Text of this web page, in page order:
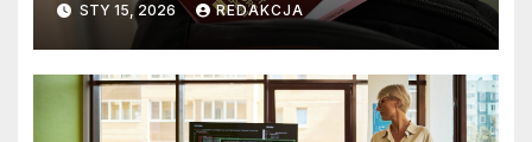
STY 15, 2026 REDAKCJA